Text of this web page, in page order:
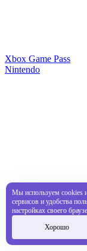
Xbox Game Pass
Nintendo
Мы используем cookies
сервисов и удобства
настройках своего
Хорошо